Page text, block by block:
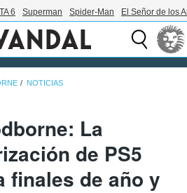
6 Superman Spider-Man El Señor de los
NOTICIAS
La
de PS5
finales de año y